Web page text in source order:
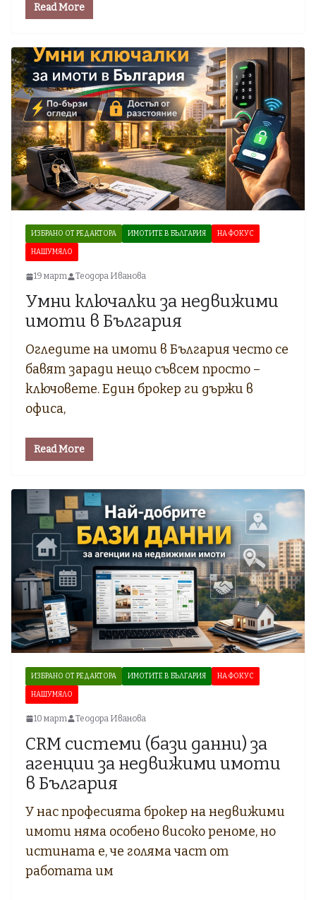
Read More
ИЗБРАНО ОТ РЕДАКТОРА ИМОТИТЕ В БЪЛГАРИЯ НА ФОКУС
НАШУМЯЛО
19 март Теодора Иванова
Умни ключалки за недвижими
имоти в България
Огледите на имоти в България често се
бавят заради нещо съвсем просто –
ключовете. Един брокер ги държи в
офиса,
Read More
ИЗБРАНО ОТ РЕДАКТОРА ИМОТИТЕ В БЪЛГАРИЯ НА ФОКУС
НАШУМЯЛО
10 март Теодора Иванова
CRM системи (бази данни) за
агенции за недвижими имоти
в България
У нас професията брокер на недвижими
имоти няма особено високо реноме, но
истината е, че голяма част от
работата им